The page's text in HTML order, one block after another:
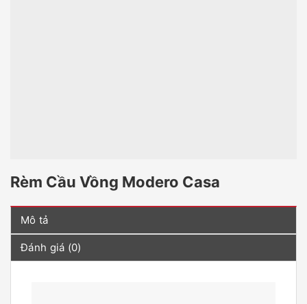
Rèm Cầu Vồng Modero Casa
Mô tả
Đánh giá (0)